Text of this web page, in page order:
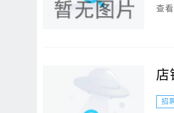
查
店
招